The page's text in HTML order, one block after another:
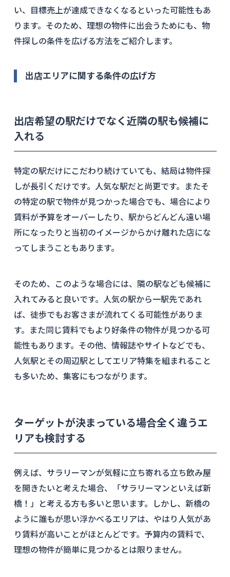
い、目標売上が達成できなくなるといった可能性もあ
ります。そのため、理想の物件に出会うためにも、物
件探しの条件を広げる方法をご紹介します。
出店エリアに関する条件の広げ方
出店希望の駅だけでなく近隣の駅も候補に
入れる
特定の駅だけにこだわり続けていても、結局は物件探
しが長引くだけです。人気な駅だと尚更です。またそ
の特定の駅で物件が見つかった場合でも、場合により
賃料が予算をオーバーしたり、駅からどんどん遠い場
所になったりと当初のイメージからかけ離れた店にな
ってしまうこともあります。
そのため、このような場合には、隣の駅なども候補に
入れてみると良いです。人気の駅から一駅先であれ
ば、徒歩でもお客さまが流れてくる可能性がありま
す。また同じ賃料でもより好条件の物件が見つかる可
能性もあります。その他、情報誌やサイトなどでも、
人気駅とその周辺駅としてエリア特集を組まれること
も多いため、集客にもつながります。
ターゲットが決まっている場合全く違うエ
リアも検討する
例えば、サラリーマンが気軽に立ち寄れる立ち飲み屋
を開きたいと考えた場合、「サラリーマンといえば新
橋！」と考える方も多いと思います。しかし、新橋の
ように誰もが思い浮かべるエリアは、やはり人気があ
り賃料が高いことがほとんどです。予算内の賃料で、
理想の物件が簡単に見つかるとは限りません。